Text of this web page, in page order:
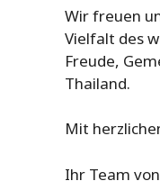
Wir freuen
Vielfalt des
Freude,
Thailand.
Mit
Ihr Team von